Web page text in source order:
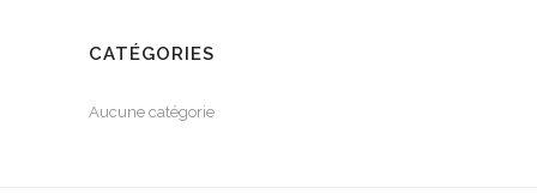
CATÉGORIES
Aucune catégorie